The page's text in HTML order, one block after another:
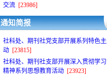
交流 [23986]
通知简报
社科处、期刊社党支部开展系列特色
动 [23815]
社科处、期刊社支部开展深入贯彻学
精神系列思想教育活动 [23923]